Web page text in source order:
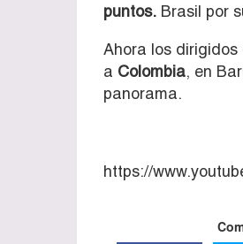
puntos. Brasil por
Ahora los
a Colombia, en
panorama.
https://